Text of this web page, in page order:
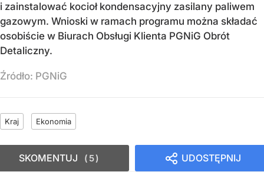
i zainstalować kocioł kondensacyjny zasilany paliwem
gazowym. Wnioski w ramach programu można składać
osobiście w Biurach Obsługi Klienta PGNiG Obrót
Detaliczny.
Źródło: PGNiG
Kraj Ekonomia
UDOSTĘPNIJ
SKOMENTUJ 5